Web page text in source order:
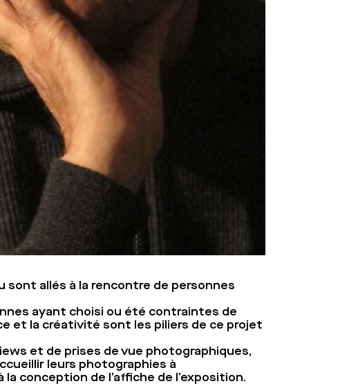
sont allés à la rencontre de personnes
ayant choisi ou été contraintes de
et la créativité sont les piliers de ce projet
et de prises de vue photographiques,
leurs photographies à
conception de l’affiche de l’exposition.